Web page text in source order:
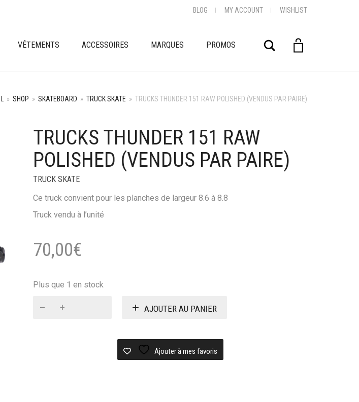
BLOG MY ACCOUNT WISHLIST
VÊTEMENTS ACCESSOIRES MARQUES PROMOS Rechercher
» SHOP » SKATEBOARD » TRUCK SKATE » TRUCKS THUNDER 151 RAW POLISHED (VENDUS PAR PAIRE)
TRUCKS THUNDER 151 RAW
POLISHED (VENDUS PAR PAIRE)
TRUCK SKATE
Ce truck convient pour les planches de largeur 8.6 à 8.8
Truck vendu à l’unité
70,00€
Plus que 1 en stock
AJOUTER AU PANIER
Ajouter à mes favoris